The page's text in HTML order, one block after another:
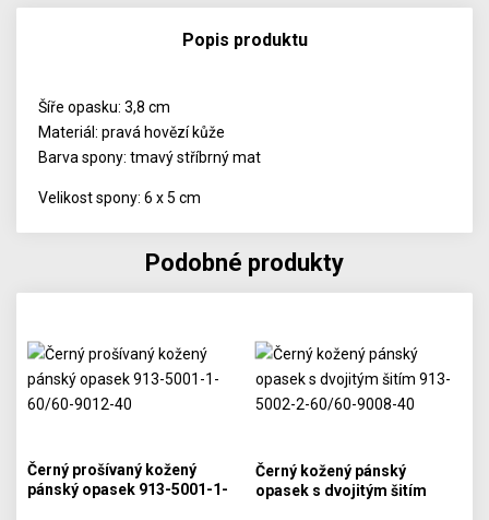
Popis produktu
Šíře opasku: 3,8 cm
Materiál: pravá hovězí kůže
Barva spony: tmavý stříbrný mat
Velikost spony: 6 x 5 cm
Podobné produkty
Černý prošívaný kožený
pánský opasek 913-5001-1-
Černý kožený pánský
opasek s dvojitým šitím